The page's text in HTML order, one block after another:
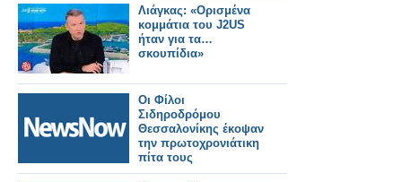
Λιάγκας: «Ορισμένα
κομμάτια του J2US
ήταν για τα…
σκουπίδια»
Οι Φίλοι
Σιδηροδρόμου
Θεσσαλονίκης έκοψαν
την πρωτοχρονιάτικη
πίτα τους